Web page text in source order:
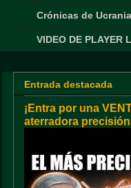
Crónicas de Ucrania
VIDEO DE PLAYER
Entrada destacada
¡Entra por una
aterradora